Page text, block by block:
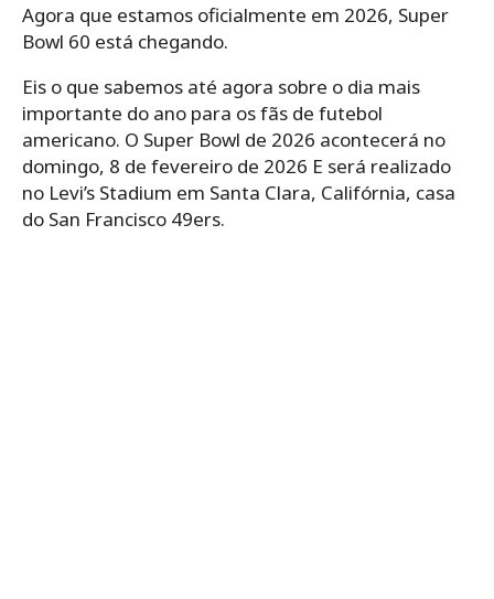
Agora que estamos oficialmente em 2026, Super
Bowl 60 está chegando.
Eis o que sabemos até agora sobre o dia mais
importante do ano para os fãs de futebol
americano. O Super Bowl de 2026 acontecerá no
domingo, 8 de fevereiro de 2026 E será realizado
no Levi’s Stadium em Santa Clara, Califórnia, casa
do San Francisco 49ers.